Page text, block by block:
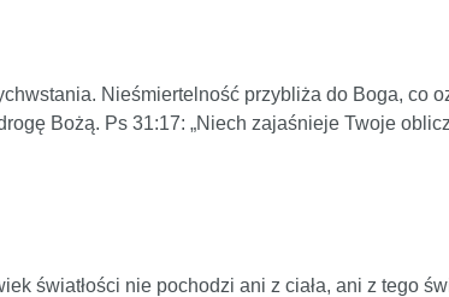
Nieśmiertelność przybliża do Boga, co
Bożą. Ps 31:17: „Niech zajaśnieje Twoje
światłości nie pochodzi ani z ciała, ani z tego